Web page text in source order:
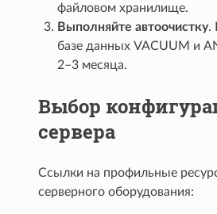
файловом хранилище.
Выполняйте автоочистку.
базе данных VACUUM и
2–3 месяца.
Выбор
сервера
Ссылки на профильные
серверного оборудования: